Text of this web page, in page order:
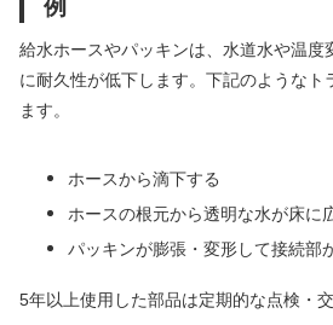
例
給水ホースやパッキンは、水道水や温度
に耐久性が低下します。下記のようなト
ます。
ホースから滴下する
ホースの根元から透明な水が床に
パッキンが膨張・変形して接続部
5年以上使用した部品は定期的な点検・